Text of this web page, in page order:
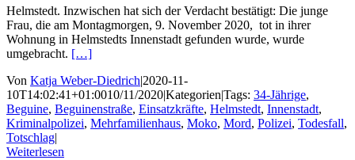
Helmstedt. Inzwischen hat sich der Verdacht bestätigt: Die junge
Frau, die am Montagmorgen, 9. November 2020, tot in ihrer
Wohnung in Helmstedts Innenstadt gefunden wurde, wurde
umgebracht. […]
Von Katja Weber-Diedrich|2020-11-
10T14:02:41+01:0010/11/2020|Kategorien|Tags: 34-Jährige,
Beguine, Beguinenstraße, Einsatzkräfte, Helmstedt, Innenstadt,
Kriminalpolizei, Mehrfamilienhaus, Moko, Mord, Polizei, Todesfall,
Totschlag|
Weiterlesen